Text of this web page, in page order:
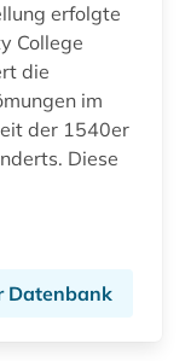
erfolgte
College
die
im
der 1540er
Diese
Datenbank